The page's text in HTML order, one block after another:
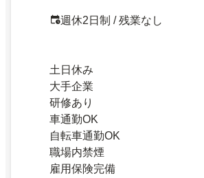
週休2日制 / 残業なし
土日休み
大手企業
研修あり
車通勤OK
自転車通勤OK
職場内禁煙
雇用保険完備